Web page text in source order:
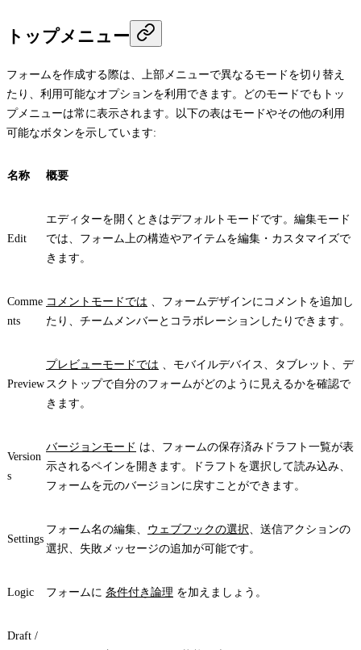
トップメニュー
フォームを作成する際は、上部メニューで異なるモードを切り替え
たり、利用可能なオプションを利用できます。どのモードでもトッ
プメニューは常に表示されます。以下の表はモードやその他の利用
可能なボタンを示しています:
名称 概要
Edit
エディターを開くときはデフォルトモードです。編集モード
では、フォーム上の構造やアイテムを編集・カスタマイズで
きます。
Comme
nts
コメントモードでは 、フォームデザインにコメントを追加し
たり、チームメンバーとコラボレーションしたりできます。
Preview
プレビューモードでは 、モバイルデバイス、タブレット、デ
スクトップで自分のフォームがどのように見えるかを確認で
きます。
Version
s
バージョンモード は、フォームの保存済みドラフト一覧が表
示されるペインを開きます。ドラフトを選択して読み込み、
フォームを元のバージョンに戻すことができます。
Settings
フォーム名の編集、 ウェブフックの選択 、送信アクションの
選択、失敗メッセージの追加が可能です。
Logic フォームに 条件付き論理 を加えましょう。
Draft /